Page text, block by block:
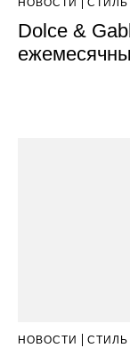
Dolce &
НОВОСТИ СТИЛЬ